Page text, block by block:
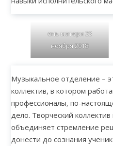
ень матери 23
ноября 2018
Музыкальное отделение –
коллектив, в котором
профессионалы, по-
дело. Творческий
объединяет стремление
донести до сознания